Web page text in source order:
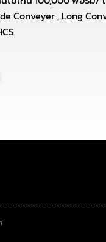
Conveyer , Long